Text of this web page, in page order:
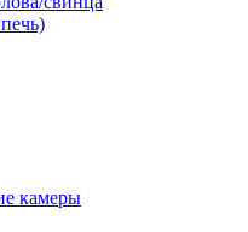
камеры